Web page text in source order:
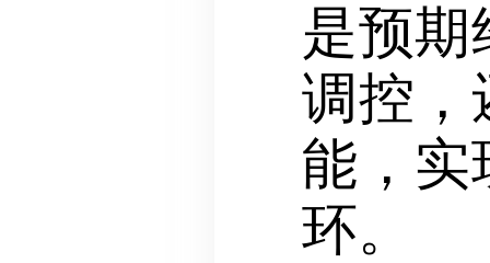
是预期
调控，
能，实
环。